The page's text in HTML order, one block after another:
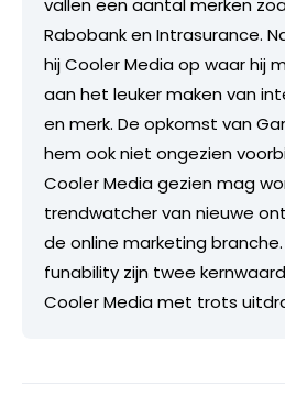
vallen een aantal merken
Rabobank en Intrasurance.
hij Cooler Media op waar hij
aan het leuker maken van
en merk. De opkomst van
hem ook niet ongezien
Cooler Media gezien mag
trendwatcher van nieuwe
de online marketing
funability zijn twee
Cooler Media met trots